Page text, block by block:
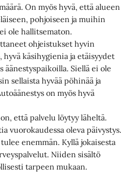
On myös hyvä, että alueen
pohjoiseen ja muihin
ole hallitsematon.
ohjeistukset hyvin
käsihygienia ja etäisyydet
äänestyspaikoilla. Siellä ei ole
sellaista hyvää pöhinää ja
on myös hyvä
että palvelu löytyy läheltä.
vuorokaudessa oleva
enemmän. Kyllä jokaisesta
Niiden sisältö
tarpeen mukaan.